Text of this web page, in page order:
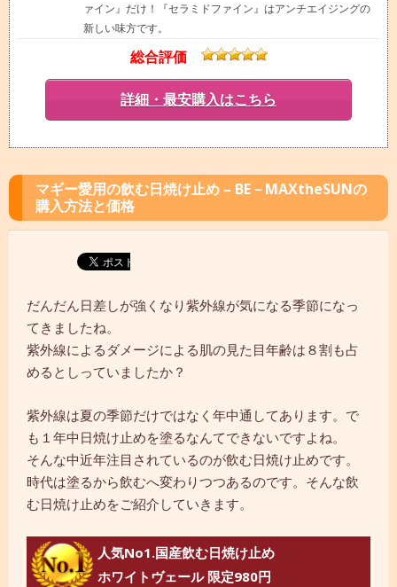
ァイン』だけ！『セラミドファイン』はアンチエイジングの
新しい味方です。
総合評価
詳細・最安購入はこちら
マギー愛用の飲む日焼け止め – BE－MAXtheSUNの
購入方法と価格
だんだん日差しが強くなり紫外線が気になる季節になっ
てきましたね。
紫外線によるダメージによる肌の見た目年齢は８割も占
めるとしっていましたか？
紫外線は夏の季節だけではなく年中通してあります。で
も１年中日焼け止めを塗るなんてできないですよね。
そんな中近年注目されているのが飲む日焼け止めです。
時代は塗るから飲むへ変わりつつあるのです。そんな飲
む日焼け止めをご紹介していきます。
人気No1.国産飲む日焼け止め
ホワイトヴェール 限定980円